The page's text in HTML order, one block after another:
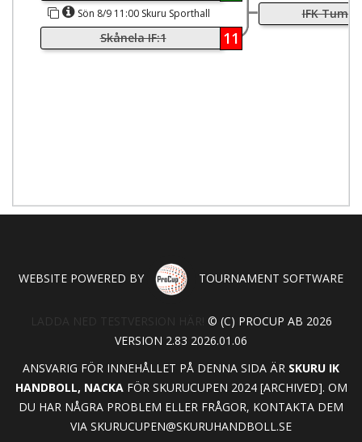
Sön 8/9 11:00 Skuru Sporthall
Skånela IF:1 11
IFK
WEBSITE POWERED BY TOURNAMENT SOFTWARE
© (C) PROCUP AB 2026
VERSION 2.83 2026.01.06
ANSVARIG FÖR INNEHÅLLET PÅ DENNA SIDA ÄR SKURU IK
HANDBOLL, NACKAFÖR SKURUCUPEN 2024 [ARCHIVED]. OM
DU HAR NÅGRA PROBLEM ELLER FRÅGOR, KONTAKTA DEM
VIA SKURUCUPEN@SKURUHANDBOLL.SE